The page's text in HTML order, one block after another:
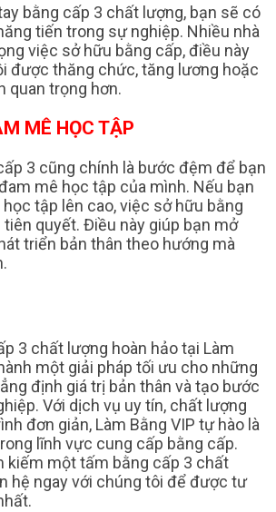
bằng cấp 3 chất lượng, bạn sẽ có
tiến trong sự nghiệp. Nhiều nhà
việc sở hữu bằng cấp, điều này
được thăng chức, tăng lương hoặc
quan trọng hơn.
MÊ HỌC TẬP
3 cũng chính là bước đệm để bạn
mê học tập của mình. Nếu bạn
tập lên cao, việc sở hữu bằng
tiên quyết. Điều này giúp bạn mở
triển bản thân theo hướng mà
3 chất lượng hoàn hảo tại Làm
một giải pháp tối ưu cho những
định giá trị bản thân và tạo bước
Với dịch vụ uy tín, chất lượng
đơn giản, Làm Bằng VIP tự hào là
lĩnh vực cung cấp bằng cấp.
kiếm một tấm bằng cấp 3 chất
hệ ngay với chúng tôi để được tư